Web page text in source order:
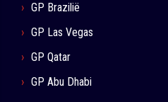
GP Brazilië
GP Las Vegas
GP Qatar
GP Abu Dhabi